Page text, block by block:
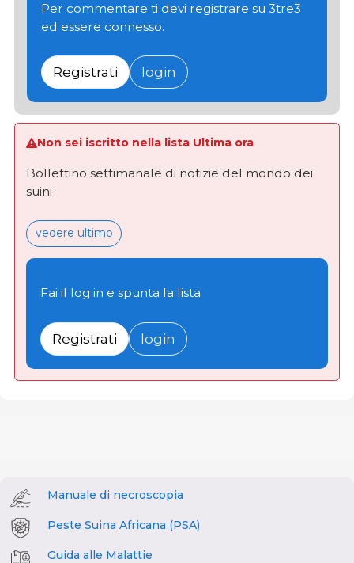
Per commentare ti devi registrare su 3tre3
ed essere connesso.
Registrati login
Non sei iscritto nella lista Ultima ora
Bollettino settimanale di notizie del mondo dei
suini
vedere ultimo
Fai il log in e spunta la lista
Registrati login
Manuale di necroscopia
Peste Suina Africana (PSA)
Guida alle Malattie